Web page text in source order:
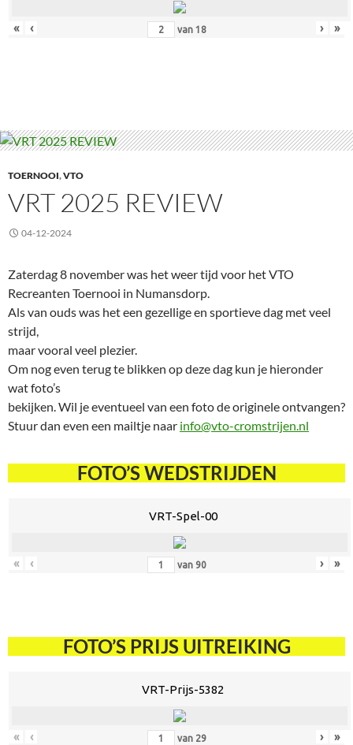
« ‹ van 18 › »
TOERNOOI,VTO
VRT 2025 REVIEW
04-12-2024
Zaterdag 8 november was het weer tijd voor het VTO
Recreanten Toernooi in Numansdorp.
Als van ouds was het een gezellige en sportieve dag met veel
strijd,
maar vooral veel plezier.
Om nog even terug te blikken op deze dag kun je hieronder
wat foto’s
bekijken. Wil je eventueel van een foto de originele ontvangen?
Stuur dan even een mailtje naar info@vto-cromstrijen.nl
FOTO’S WEDSTRIJDEN
VRT-Spel-00
« ‹ van 90 › »
FOTO’S PRIJS UITREIKING
VRT-Prijs-5382
« ‹ van 29 › »